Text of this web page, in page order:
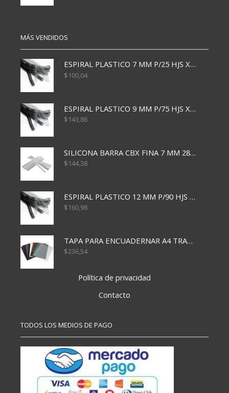
MÁS VENDIDOS
ESPIRAL PLASTICO 7 MM P/25 HJS X50x3000
$100,04
ESPIRAL PLASTICO 9 MM P/75 HJS X50X2400
$143,86
SILICONA BARRA CBX FINA 7 MM 28 CM
$144,38
ESPIRAL PLASTICO 12 MM P/90 HJS X50X1500
$160,98
TAPA PARA ENCUADERNAR A4 TRANSP x50x500
$236,54
Política de privacidad
Contacto
TODOS LOS MEDIOS DE PAGO